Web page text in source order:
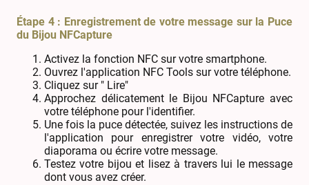
Étape 4 : Enregistrement de votre message sur la Puce
du Bijou NFCapture
Activez la fonction NFC sur votre smartphone.
Ouvrez l'application NFC Tools sur votre téléphone.
Cliquez sur " Lire"
Approchez délicatement le Bijou NFCapture avec
votre téléphone pour l'identifier.
Une fois la puce détectée, suivez les instructions de
l'application pour enregistrer votre vidéo, votre
diaporama ou écrire votre message.
Testez votre bijou et lisez à travers lui le message
dont vous avez créer.